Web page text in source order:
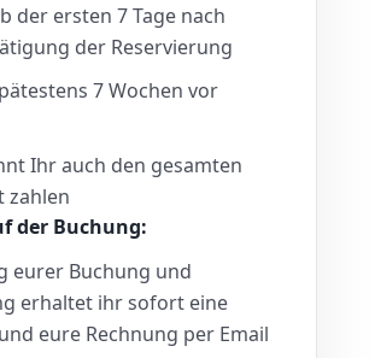
der ersten 7 Tage nach
der Reservierung
7 Wochen vor
Ihr auch den gesamten
zahlen
der Buchung:
eurer Buchung und
erhaltet ihr sofort eine
eure Rechnung per Email